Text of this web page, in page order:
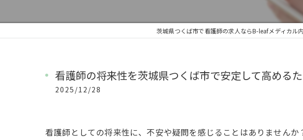
茨城県つくば市で看護師の求人ならB-leafメディカル
看護師の将来性を茨城県つくば市で安定して高める
2025/12/28
看護師としての将来性に、不安や疑問を感じることはありません